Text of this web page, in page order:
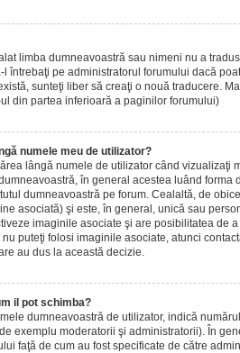
limba dumneavoastră sau nimeni nu a
l întrebaţi pe administratorul forumului dacă
sunteţi liber să creaţi o nouă traducere.
din partea inferioară a paginilor forumului)
numele meu de utilizator?
lângă numele de utilizator când vizualizaţi
în general acestea luând forma
dumneavoastră pe forum. Cealaltă, de
asociată) şi este, în general, unică sau
imaginile asociate şi are posibilitatea de
puteţi folosi imaginile asociate, atunci
au dus la această decizie.
il pot schimba?
dumneavoastră de utilizator, indică
exemplu moderatorii şi administratorii). În
faţă de cum au fost specificate de către